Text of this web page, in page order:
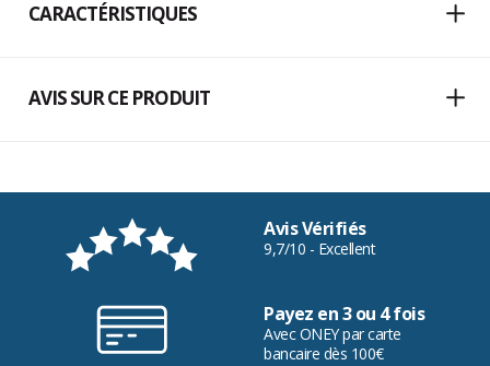
CARACTÉRISTIQUES
AVIS SUR CE PRODUIT
Avis Vérifiés
9,7/10 - Excellent
Payez en 3 ou 4 fois
Avec ONEY par carte
bancaire dès 100€